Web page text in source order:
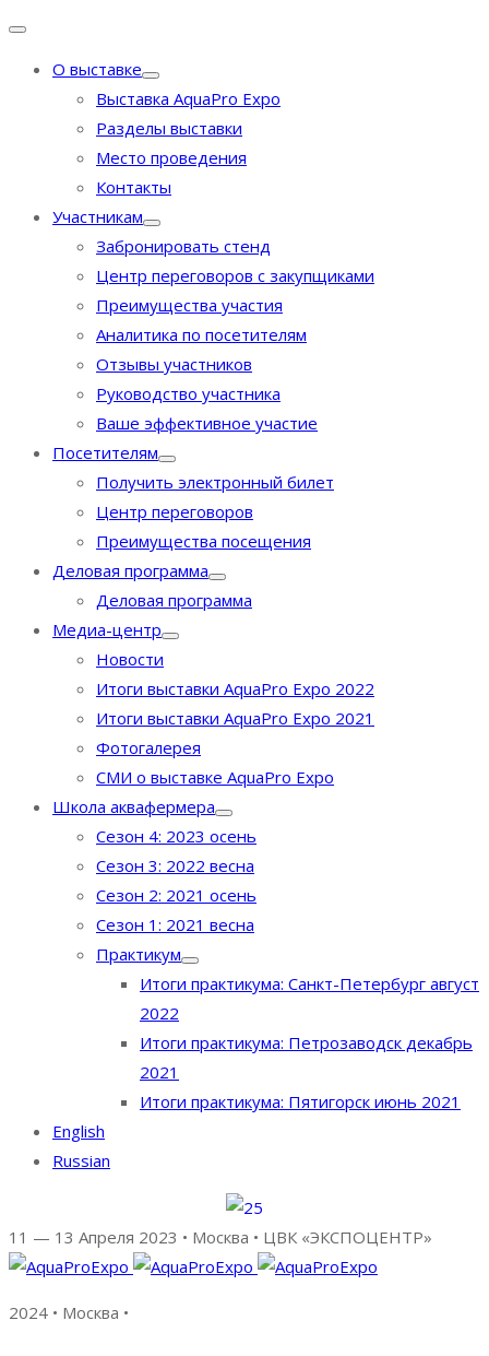
О выставке
Выставка AquaPro Expo
Разделы выставки
Место проведения
Контакты
Участникам
Забронировать стенд
Центр переговоров с закупщиками
Преимущества участия
Аналитика по посетителям
Отзывы участников
Руководство участника
Ваше эффективное участие
Посетителям
Получить электронный билет
Центр переговоров
Преимущества посещения
Деловая программа
Деловая программа
Медиа-центр
Новости
Итоги выставки AquaPro Expo 2022
Итоги выставки AquaPro Expo 2021
Фотогалерея
СМИ о выставке AquaPro Expo
Школа аквафермера
Сезон 4: 2023 осень
Сезон 3: 2022 весна
Сезон 2: 2021 осень
Сезон 1: 2021 весна
Практикум
Итоги практикума: Санкт-Петербург август
2022
Итоги практикума: Петрозаводск декабрь
2021
Итоги практикума: Пятигорск июнь 2021
English
Russian
11 — 13 Апреля 2023 • Москва • ЦВК «ЭКСПОЦЕНТР»
2024 • Москва •